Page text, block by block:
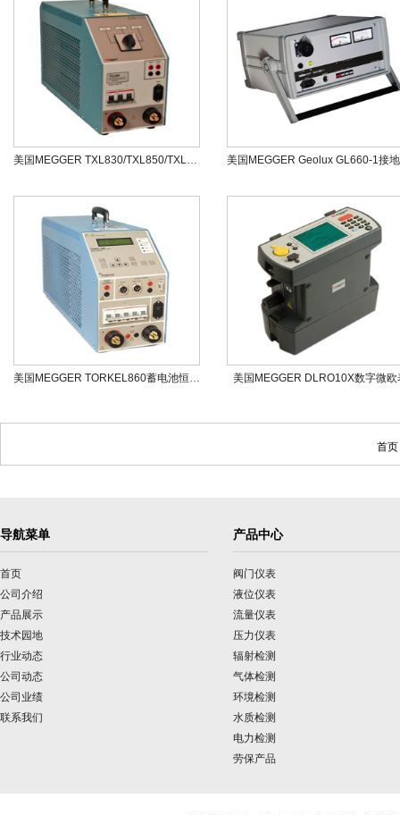
美国MEGGER TXL830/TXL850/TXL870蓄电池测试系统的额外负载设备
美国MEGGER TORKEL860蓄电池恒流放电测试仪 美国MEGGER DLRO10X数字微欧
首
导航菜单
首页
公司介绍
产品展示
技术园地
行业动态
公司动态
公司业绩
联系我们
产品中心
阀门仪表
液位仪表
流量仪表
压力仪表
辐射检测
气体检测
环境检测
水质检测
电力检测
劳保产品